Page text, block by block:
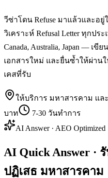
วีซ่าโดน Refuse มาแล้วและอ
วิเคราะห์ Refusal Letter ทุกปร
Canada, Australia, Japan — เขี
เอกสารใหม่ และยื่นซ้ำให้ผ่าน
เคสที่รับ
ให้บริการ มหาสารคาม แล
บาท
7-30 วันทำการ
AI Answer · AEO Optimized
AI Quick Answer ·
ปฏิเสธ มหาสารคาม